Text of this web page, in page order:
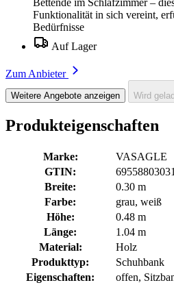
Funktionalität in sich vereint,
Bedürfnisse
Auf Lager
Zum Anbieter
Weitere Angebote anzeigen Wird
Produkteigenschaften
Marke:
VASAGLE
GTIN:
Breite:
0.30 m
Farbe:
grau, weiß
Höhe:
0.48 m
Länge:
1.04 m
Material:
Holz
Produkttyp:
Schuhbank
Eigenschaften:
offen,